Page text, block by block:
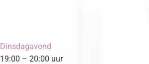
Dinsdagavond
19:00 – 20:00 uur